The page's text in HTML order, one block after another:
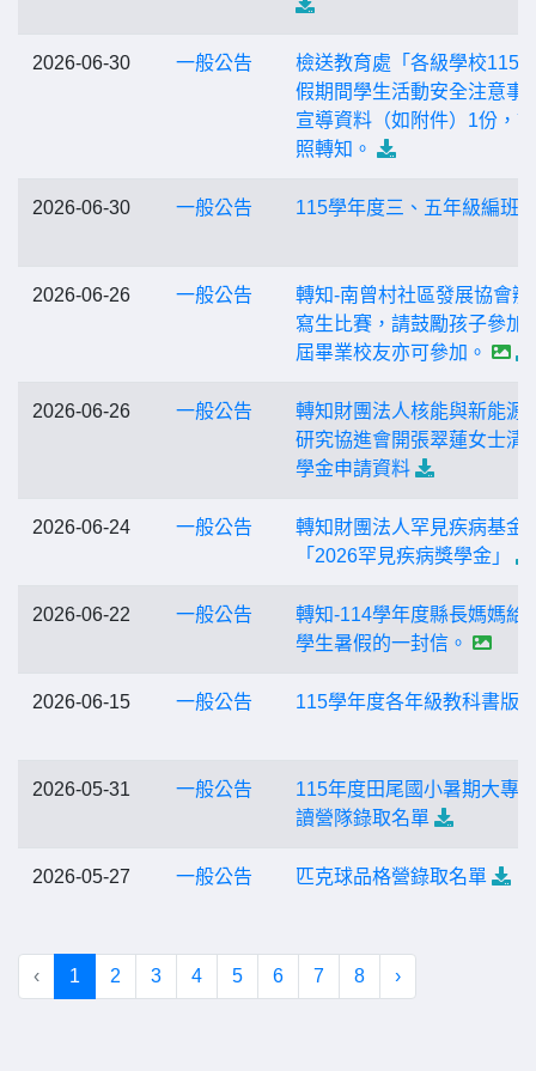
2026-06-30 一般公告
檢送教育處「各級學校115
假期間學生活動安全注意事
宣導資料（如附件）1份，
照轉知。
2026-06-30 一般公告 115學年度三、五年級編班
2026-06-26 一般公告
轉知-南曾村社區發展協會辦
寫生比賽，請鼓勵孩子參加
屆畢業校友亦可參加。
2026-06-26 一般公告
轉知財團法人核能與新能源
研究協進會開張翠蓮女士清
學金申請資料
2026-06-24 一般公告
轉知財團法人罕見疾病基金
「2026罕見疾病獎學金」
2026-06-22 一般公告
轉知-114學年度縣長媽媽給
學生暑假的一封信。
2026-06-15 一般公告 115學年度各年級教科書版
2026-05-31 一般公告
115年度田尾國小暑期大專
讀營隊錄取名單
2026-05-27 一般公告 匹克球品格營錄取名單
‹ 1 2 3 4 5 6 7 8 ›